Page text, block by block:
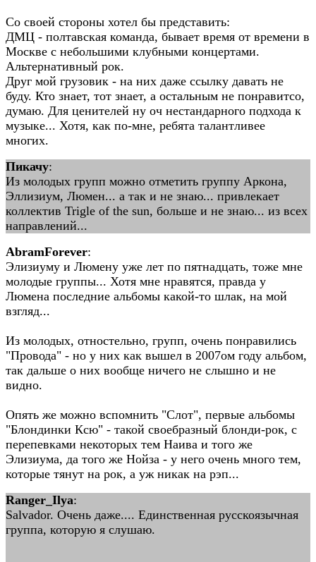
Со своей стороны хотел бы представить:
ДМЦ - полтавская команда, бывает время от времени в
Москве с небольшими клубными концертами.
Альтернативный рок.
Друг мой грузовик - на них даже ссылку давать не
буду. Кто знает, тот знает, а остальным не понравитсо,
думаю. Для ценителей ну оч нестандарного подхода к
музыке... Хотя, как по-мне, ребята талантливее
многих.
Пикачу:
Из молодых групп можно отметить группу Аркона,
Эллизиум, Люмен... а так и не знаю... привлекает
коллектив Trigle of the sun, больше и не знаю... из всех
направлений...
AbramForever:
Элизиуму и Люмену уже лет по пятнадцать, тоже мне
молодые группы... Хотя мне нравятся, правда у
Люмена последние альбомы какой-то шлак, на мой
взгляд...
Из молодых, отностельно, групп, очень понравились
"Провода" - но у них как вышел в 2007ом году альбом,
так дальше о них вообще ничего не слышно и не
видно.
Опять же можно вспомнить "Слот", первые альбомы
"Блондинки Ксю" - такой своебразный блонди-рок, с
перепевками некоторых тем Наива и того же
Элизиума, да того же Нойза - у него очень много тем,
которые тянут на рок, а уж никак на рэп...
Ranger_Ilya:
Salvador. Очень даже.... Единственная русскоязычная
группа, которую я слушаю.